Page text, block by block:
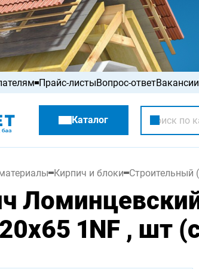
Прайс-листыВопрос-ответВакансии
Каталог
Кирпич и блоки Строительный
1NF , шт